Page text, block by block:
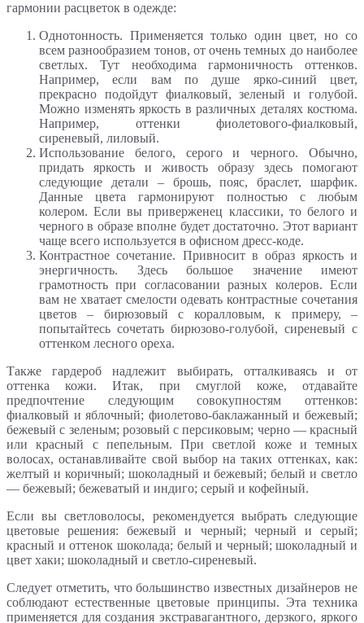
гармонии расцветок в одежде:
Однотонность. Применяется только один цвет, но со
всем разнообразием тонов, от очень темных до наиболее
светлых. Тут необходима гармоничность оттенков.
Например, если вам по душе ярко-синий цвет,
прекрасно подойдут фиалковый, зеленый и голубой.
Можно изменять яркость в различных деталях костюма.
Например, оттенки фиолетового-фиалковый,
сиреневый, лиловый.
Использование белого, серого и черного. Обычно,
придать яркость и живость образу здесь помогают
следующие детали – брошь, пояс, браслет, шарфик.
Данные цвета гармонируют полностью с любым
колером. Если вы приверженец классики, то белого и
черного в образе вполне будет достаточно. Этот вариант
чаще всего используется в офисном дресс-коде.
Контрастное сочетание. Привносит в образ яркость и
энергичность. Здесь большое значение имеют
грамотность при согласовании разных колеров. Если
вам не хватает смелости одевать контрастные сочетания
цветов – бирюзовый с коралловым, к примеру, –
попытайтесь сочетать бирюзово-голубой, сиреневый с
оттенком лесного ореха.
Также гардероб надлежит выбирать, отталкиваясь и от
оттенка кожи. Итак, при смуглой коже, отдавайте
предпочтение следующим совокупностям оттенков:
фиалковый и яблочный; фиолетово-баклажанный и бежевый;
бежевый с зеленым; розовый с персиковым; черно — красный
или красный с пепельным. При светлой коже и темных
волосах, останавливайте свой выбор на таких оттенках, как:
желтый и коричный; шоколадный и бежевый; белый и светло
— бежевый; бежеватый и индиго; серый и кофейный.
Если вы светловолосы, рекомендуется выбрать следующие
цветовые решения: бежевый и черный; черный и серый;
красный и оттенок шоколада; белый и черный; шоколадный и
цвет хаки; шоколадный и светло-сиреневый.
Следует отметить, что большинство известных дизайнеров не
соблюдают естественные цветовые принципы. Эта техника
применяется для создания экстравагантного, дерзкого, яркого